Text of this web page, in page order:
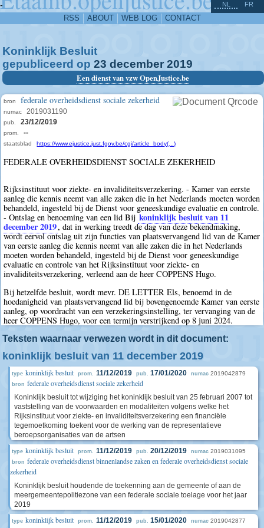
-
RSS ABOUT WEB LOG CONTACT
NL FR
Koninklijk Besluit
gepubliceerd op 23 december 2019
Een dienst van vzw OpenJustice.be
bron federale overheidsdienst sociale zekerheid
numac 2019031190
pub. 23/12/2019
prom. --
staatsblad https://www.ejustice.just.fgov.be/cgi/article_body(...)
FEDERALE OVERHEIDSDIENST SOCIALE ZEKERHEID
Rijksinstituut voor ziekte- en invaliditeitsverzekering. - Kamer van eerste
aanleg die kennis neemt van alle zaken die in het Nederlands moeten worden
behandeld, ingesteld bij de Dienst voor geneeskundige evaluatie en controle.
- Ontslag en benoeming van een lid Bij koninklijk besluit van 11
december 2019, dat in werking treedt de dag van deze bekendmaking,
wordt eervol ontslag uit zijn functies van plaatsvervangend lid van de Kamer
van eerste aanleg die kennis neemt van alle zaken die in het Nederlands
moeten worden behandeld, ingesteld bij de Dienst voor geneeskundige
evaluatie en controle van het Rijksinstituut voor ziekte- en
invaliditeitsverzekering, verleend aan de heer COPPENS Hugo.
Bij hetzelfde besluit, wordt mevr. DE LETTER Els, benoemd in de
hoedanigheid van plaatsvervangend lid bij bovengenoemde Kamer van eerste
aanleg, op voordracht van een verzekeringsinstelling, ter vervanging van de
heer COPPENS Hugo, voor een termijn verstrijkend op 8 juni 2024.
Teksten waarnaar verwezen wordt in dit document:
koninklijk besluit van 11 december 2019
type koninklijk besluit prom. 11/12/2019 pub. 17/01/2020 numac 2019042879
bron federale overheidsdienst sociale zekerheid
Koninklijk besluit tot wijziging het koninklijk besluit van 25 februari 2007 tot
vaststelling van de voorwaarden en modaliteiten volgens welke het
Rijksinstituut voor ziekte- en invaliditeitsverzekering een financiële
tegemoetkoming toekent voor de werking van de representatieve
beroepsorganisaties van de artsen
type koninklijk besluit prom. 11/12/2019 pub. 20/12/2019 numac 2019031095
bron federale overheidsdienst binnenlandse zaken en federale overheidsdienst sociale
zekerheid
Koninklijk besluit houdende de toekenning aan de gemeente of aan de
meergemeentepolitiezone van een federale sociale toelage voor het jaar
2019
type koninklijk besluit prom. 11/12/2019 pub. 15/01/2020 numac 2019042877
^